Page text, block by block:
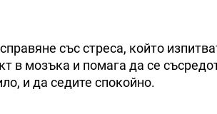
със стреса, който
в мозъка и помага да се
и да седите спокойно.